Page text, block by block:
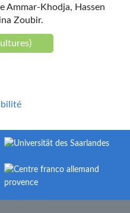
Ammar-Khodja, Hassen
Zoubir.